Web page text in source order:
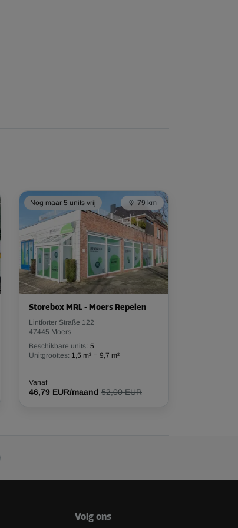
Nog maar 5 units vrij 79 km
Storebox MRL - Moers Repelen
Lintforter Straße 122
47445 Moers
Beschikbare units: 5
Unitgroottes: 1,5 m² - 9,7 m²
Vanaf
46,79 EUR/maand 52,00 EUR
Volg ons